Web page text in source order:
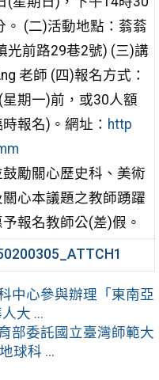
(二)活動地點：蓊蓊
光前路29巷2號) (三)講
老師 (四)報名方式：
期一)前，或30人額
報名)。網址： http
勵關心歷史科、美術
心本議題之教師踴躍
報名教師公(差)假。
中心參與辦理「東南亞
大 ...
部委託國立臺灣師範大
球科 ...